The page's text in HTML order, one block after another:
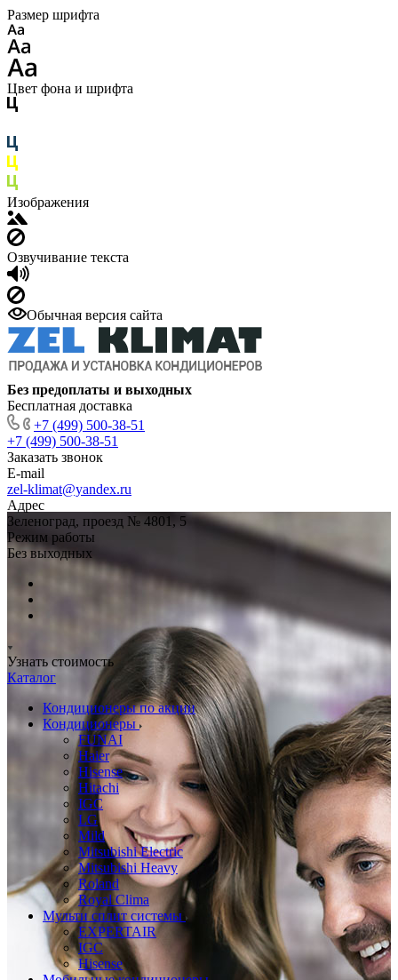
Размер шрифта
Цвет фона и шрифта
Изображения
Озвучивание текста
Обычная версия сайта
Без предоплаты и выходных
Бесплатная доставка
+7 (499) 500-38-51
+7 (499) 500-38-51
Заказать звонок
E-mail
zel-klimat@yandex.ru
Адрес
Зеленоград, проезд № 4801, 5
Режим работы
Без выходных
Узнать стоимость
Каталог
Кондиционеры по акции
Кондиционеры
FUNAI
Haier
Hisense
Hitachi
IGC
LG
Mild
Mitsubishi Electric
Mitsubishi Heavy
Roland
Royal Clima
Мульти сплит системы
EXPERTAIR
IGC
Hisense